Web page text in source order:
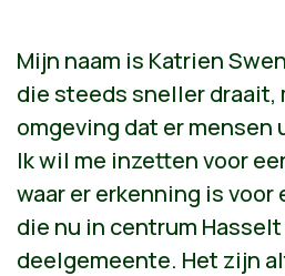
Mijn naam is Katrien
die steeds sneller draait,
omgeving dat er mensen
Ik wil me inzetten voor
waar er erkenning is voor
die nu in centrum
deelgemeente. Het zijn